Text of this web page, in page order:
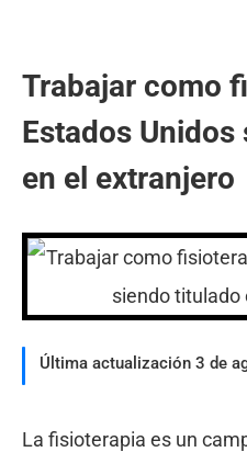
Trabajar como
Estados
en el extranjero
Última actualización 3 de
La fisioterapia es un